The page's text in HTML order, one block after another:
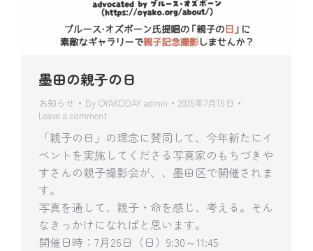
墨田の親子の日
お知らせ By OYAKODAY admin
2026年7月16日
Leave a comment
「親子の日」の理念に賛同して、今年新たにイ
ベントを実施してくださる写真家のもちづきや
すさんの親子撮影会が、、墨田区で開催されま
す。
写真を通して、親子・命を感じ、考える。そん
なきっかけになればと思います。
開催日時：7月26日（日）9:30～11:45